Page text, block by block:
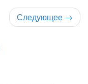
Следующее →